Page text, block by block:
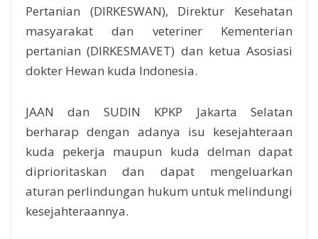
Pertanian (DIRKESWAN), Direktur Kesehatan
masyarakat dan veteriner Kementerian
pertanian (DIRKESMAVET) dan ketua Asosiasi
dokter Hewan kuda Indonesia.
JAAN dan SUDIN KPKP Jakarta Selatan
berharap dengan adanya isu kesejahteraan
kuda pekerja maupun kuda delman dapat
diprioritaskan dan dapat mengeluarkan
aturan perlindungan hukum untuk melindungi
kesejahteraannya.